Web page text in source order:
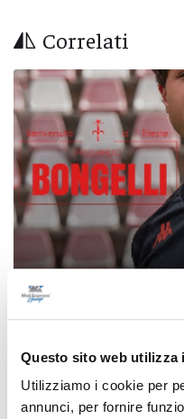
Questo sito web utilizza
Utilizziamo i cookie per
annunci, per fornire
Correlati
alla Triestina